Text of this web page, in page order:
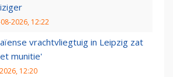
2026, 12:22
vrachtvliegtuig in Leipzig zat
munitie'
12:20